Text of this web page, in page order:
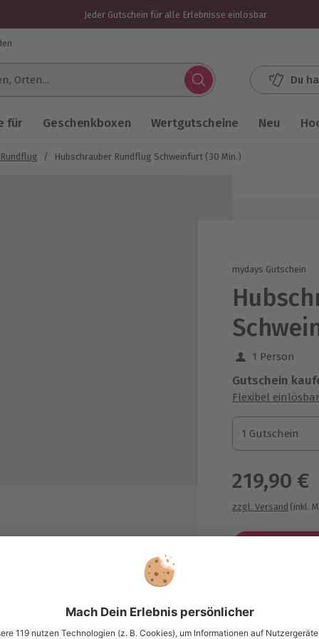
Jeder Gutschein für alle Erlebnisse einlösbar
Du
für Geschenkboxen Wertgutscheine Neu
/ Hubschrauber Rundflug Schweinfurt (30 Min.)
mydays Gutschein
1 Person
Gutschein
Flexibel
1 Gutschein
1 Gutschein
1 Gutschein
219,90 €
zzgl. Versand (inkl.
Große
maximale